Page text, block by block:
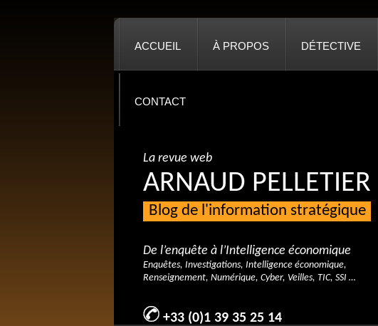
ACCUEIL À PROPOS DÉTECTIVE
CONTACT
La revue web
ARNAUD PELLETIER
Blog de l'information stratégique
De l’enquête à l’Intelligence économique
Enquêtes, Investigations, Intelligence économique,
Renseignement, Numérique, Cyber, Veilles, TIC, SSI …
+33 (0)1 39 35 25 14